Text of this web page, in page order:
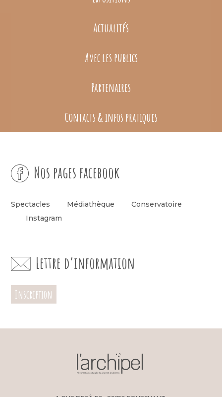
Actualités
Avec les publics
Partenaires
Contacts & infos pratiques
Nos pages facebook
Spectacles Médiathèque
Conservatoire
Instagram
Lettre d’information
Inscription